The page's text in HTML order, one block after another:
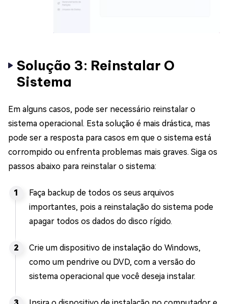
Solução 3: Reinstalar O
Sistema
Em alguns casos, pode ser necessário reinstalar o
sistema operacional. Esta solução é mais drástica, mas
pode ser a resposta para casos em que o sistema está
corrompido ou enfrenta problemas mais graves. Siga os
passos abaixo para reinstalar o sistema:
Faça backup de todos os seus arquivos
importantes, pois a reinstalação do sistema pode
apagar todos os dados do disco rígido.
Crie um dispositivo de instalação do Windows,
como um pendrive ou DVD, com a versão do
sistema operacional que você deseja instalar.